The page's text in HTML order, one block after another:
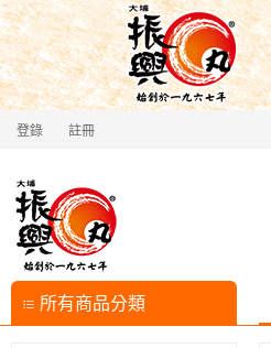
登錄 註冊
所有商品分類